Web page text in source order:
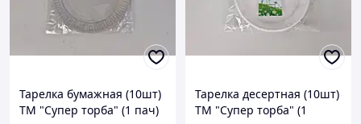
Тарелка бумажная (10шт)
ТМ "Супер торба" (1 пач)
Тарелка десертная (10шт)
ТМ "Супер торба" (1